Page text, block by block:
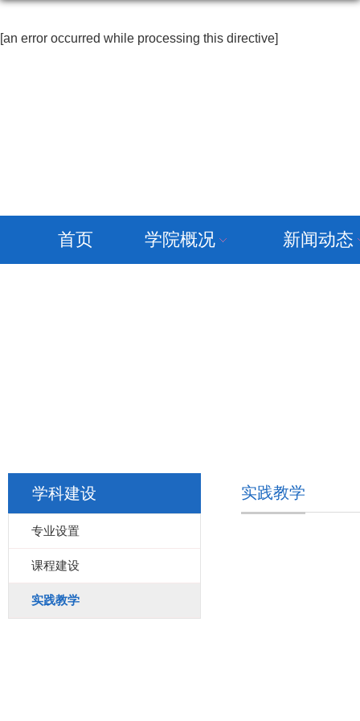
[an error occurred while processing this directive]
首页 学院概况 新闻动态
学科建设
专业设置
课程建设
实践教学
实践教学